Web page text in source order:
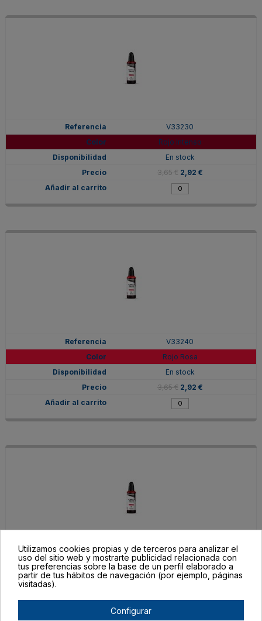
V33230
Rojo Intenso
En stock
3,65 € 2,92 €
V33240
Rojo Rosa
En stock
3,65 € 2,92 €
V33250
Rojo Carmesí
3,65 € 2,92 €
Utilizamos cookies propias y de terceros para analizar el
uso del sitio web y mostrarte publicidad relacionada con
tus preferencias sobre la base de un perfil elaborado a
partir de tus hábitos de navegación (por ejemplo, páginas
visitadas).
Configurar